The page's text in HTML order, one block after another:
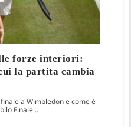
forze interiori:
la partita cambia
a Wimbledon e come è
Finale...